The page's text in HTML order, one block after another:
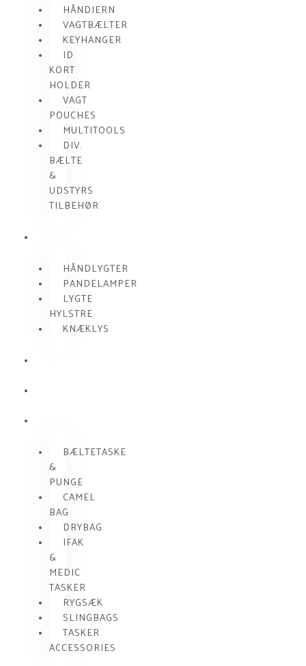
HÅNDJERN
VAGTBÆLTER
KEYHANGER
ID
KORT
HOLDER
VAGT
POUCHES
MULTITOOLS
DIV.
BÆLTE
&
UDSTYRS
TILBEHØR
HÅNDLYGTER
PANDELAMPER
LYGTE
HYLSTRE
KNÆKLYS
BÆLTETASKE
&
PUNGE
CAMEL
BAG
DRYBAG
IFAK
&
MEDIC
TASKER
RYGSÆK
SLINGBAGS
TASKER
ACCESSORIES